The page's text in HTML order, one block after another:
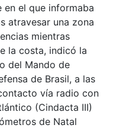
en el que informaba
atravesar una zona
mientras
la costa, indicó la
del Mando de
de Brasil, a las
vía radio con
(Cindacta III)
de Natal